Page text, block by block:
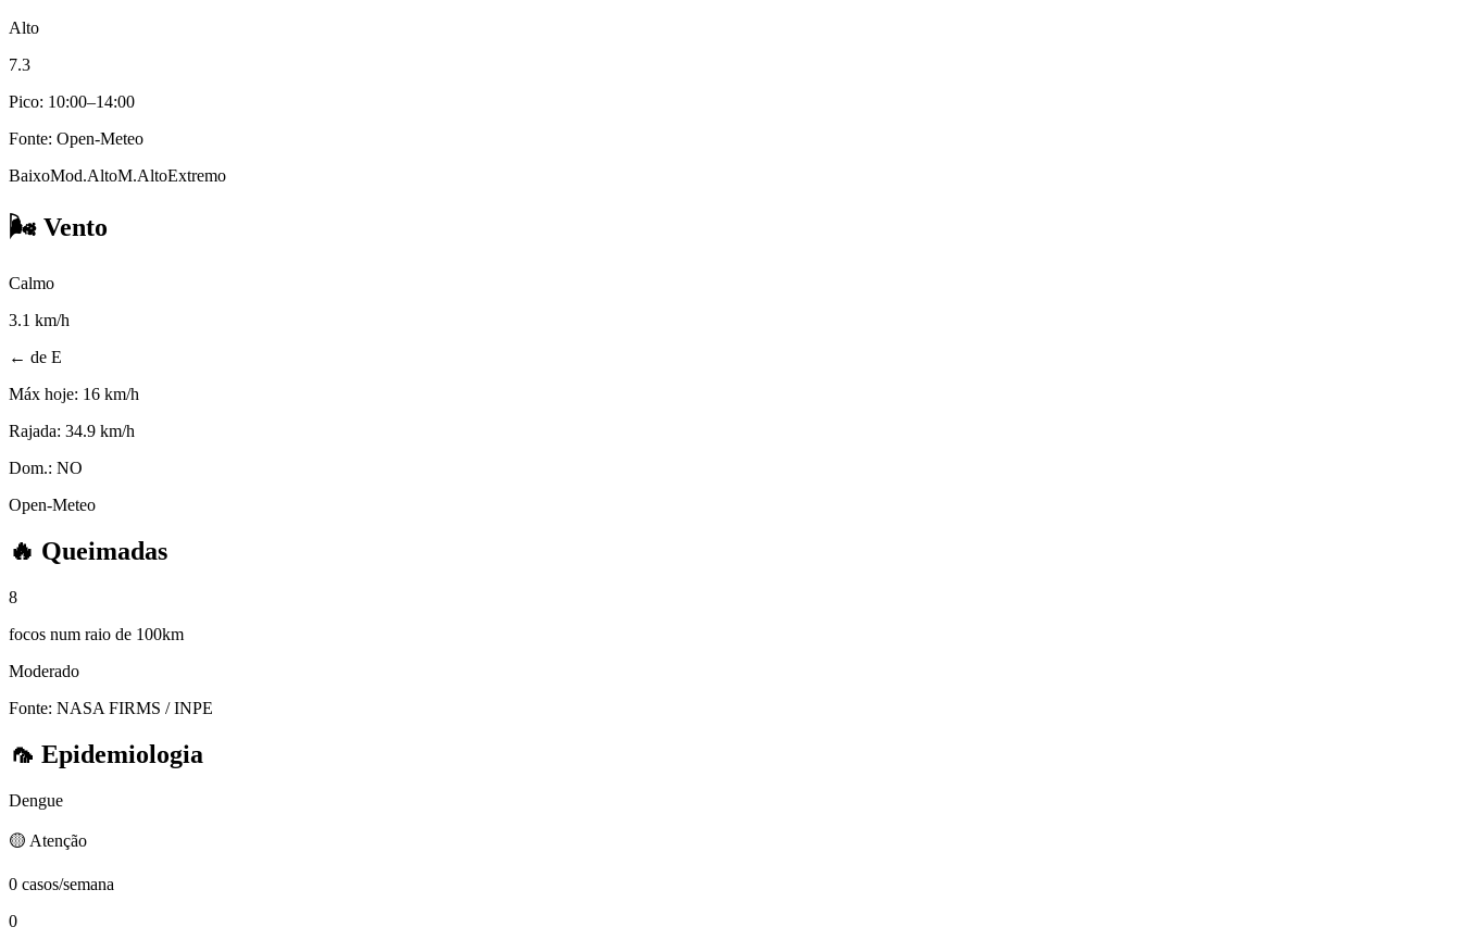
Alto
7.3
Pico: 10:00–14:00
Fonte: Open-Meteo
BaixoMod.AltoM.AltoExtremo
🌬️ Vento
Calmo
3.1 km/h
← de E
Máx hoje: 16 km/h
Rajada: 34.9 km/h
Dom.: NO
Open-Meteo
🔥 Queimadas
8
focos num raio de 100km
Moderado
Fonte: NASA FIRMS / INPE
🦟 Epidemiologia
Dengue
🟡 Atenção
0 casos/semana
0